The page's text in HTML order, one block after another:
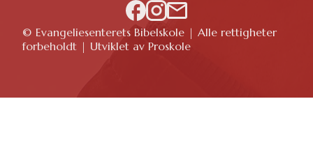
© Evangeliesenterets Bibelskole | Alle rettigheter
forbeholdt | Utviklet av Proskole